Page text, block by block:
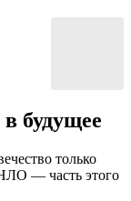
будущее
только
— часть этого